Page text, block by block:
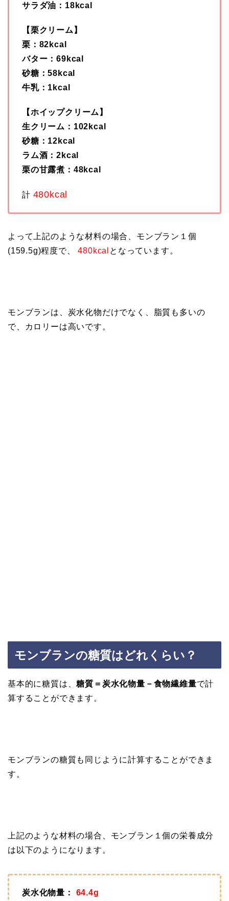
サラダ油：18kcal
【栗クリーム】
栗：82kcal
バター：69kcal
砂糖：58kcal
牛乳：1kcal
【ホイップクリーム】
生クリーム：102kcal
砂糖：12kcal
ラム酒：2kcal
栗の甘露煮：48kcal
計 480kcal
よって上記のような材料の場合、モンブラン１個
(159.5g)程度で、
480kcal となっています。
モンブランは、炭水化物だけでなく、脂質も多いの
で、カロリーは高いです。
モンブランの糖質はどれくらい？
基本的に糖質は、糖質＝炭水化物量－食物繊維量で計
算することができます。
モンブランの糖質も同じように計算することができま
す。
上記のような材料の場合、モンブラン１個の栄養成分
は以下のようになります。
炭水化物量：
64.4g